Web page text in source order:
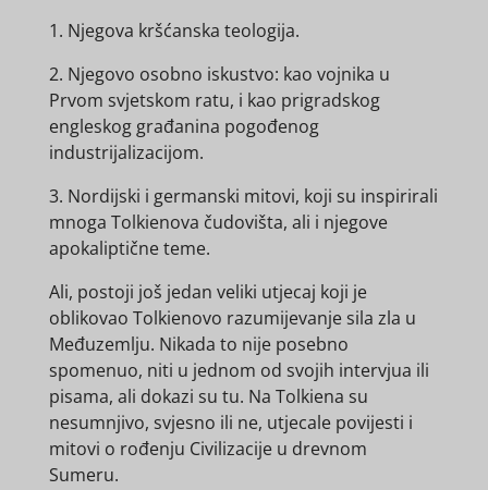
1. Njegova kršćanska teologija.
2. Njegovo osobno iskustvo: kao vojnika u
Prvom svjetskom ratu, i kao prigradskog
engleskog građanina pogođenog
industrijalizacijom.
3. Nordijski i germanski mitovi, koji su inspirirali
mnoga Tolkienova čudovišta, ali i njegove
apokaliptične teme.
Ali, postoji još jedan veliki utjecaj koji je
oblikovao Tolkienovo razumijevanje sila zla u
Međuzemlju. Nikada to nije posebno
spomenuo, niti u jednom od svojih intervjua ili
pisama, ali dokazi su tu. Na Tolkiena su
nesumnjivo, svjesno ili ne, utjecale povijesti i
mitovi o rođenju Civilizacije u drevnom
Sumeru.